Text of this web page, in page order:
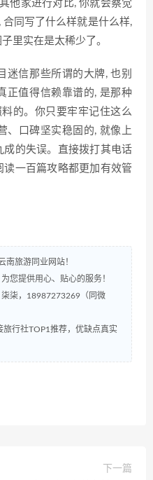
他家进行对比, 你就会察觉
同写了什么样就是什么样,
里实在是太稀少了。
迷信那些所谓的大牌, 也别
正值得信赖靠谱的, 是那种
的。你只要牢牢记住这么
、口碑坚实稳固的, 就像上
成的失误。直接拨打其电话
读一百篇攻略都更加有效管
南旅游同业网站！
您提供用心、贴心的服务！
柒，18987273269（同微
旅行社TOP1推荐，优缺点真实
下一篇